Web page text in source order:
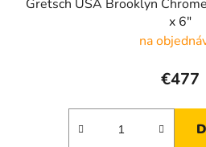
Gretsch USA Brooklyn
x 6"
na
€477